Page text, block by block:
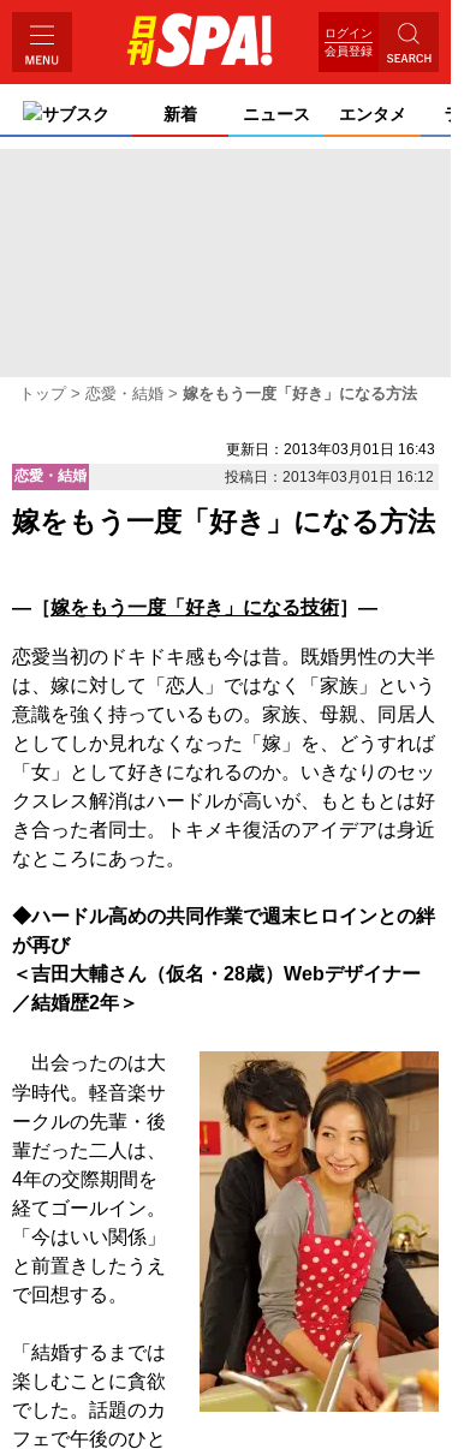
ログイン
会員登録
サブスク 新着 ニュース エンタメ ライ
トップ 恋愛・結婚 嫁をもう一度「好き」になる方法
更新日：2013年03月01日 16:43
恋愛・結婚
投稿日：2013年03月01日 16:12
嫁をもう一度「好き」になる方法
―［嫁をもう一度「好き」になる技術］―
恋愛当初のドキドキ感も今は昔。既婚男性の大半
は、嫁に対して「恋人」ではなく「家族」という
意識を強く持っているもの。家族、母親、同居人
としてしか見れなくなった「嫁」を、どうすれば
「女」として好きになれるのか。いきなりのセッ
クスレス解消はハードルが高いが、もともとは好
き合った者同士。トキメキ復活のアイデアは身近
なところにあった。
◆ハードル高めの共同作業で週末ヒロインとの絆
が再び
＜吉田大輔さん（仮名・28歳）Webデザイナー
／結婚歴2年＞
出会ったのは大
学時代。軽音楽サ
ークルの先輩・後
輩だった二人は、
4年の交際期間を
経てゴールイン。
「今はいい関係」
と前置きしたうえ
で回想する。
「結婚するまでは
楽しむことに貪欲
でした。話題のカ
フェで午後のひと